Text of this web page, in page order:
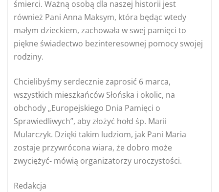
śmierci. Ważną osobą dla naszej historii jest
również Pani Anna Maksym, która będąc wtedy
małym dzieckiem, zachowała w swej pamięci to
piękne świadectwo bezinteresownej pomocy swojej
rodziny.
Chcielibyśmy serdecznie zaprosić 6 marca,
wszystkich mieszkańców Słońska i okolic, na
obchody „Europejskiego Dnia Pamięci o
Sprawiedliwych”, aby złożyć hołd śp. Marii
Mularczyk. Dzięki takim ludziom, jak Pani Maria
zostaje przywrócona wiara, że dobro może
zwyciężyć- mówią organizatorzy uroczystości.
Redakcja